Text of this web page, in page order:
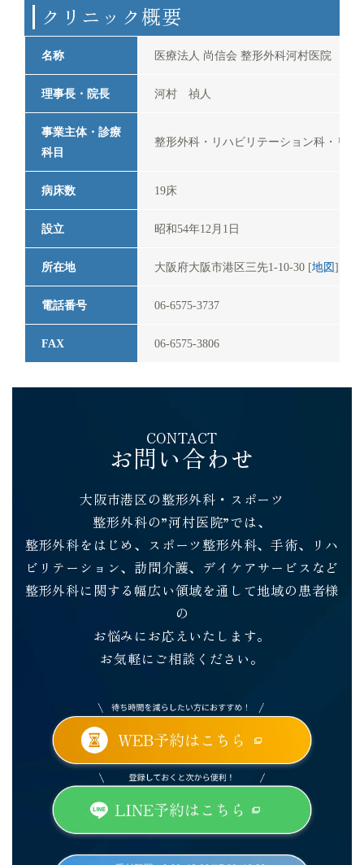
クリニック概要
名称 医療法人 尚信会 整形外科河村医院
理事長・院長 河村 禎人
事業主体・診療
科目
整形外科・リハビリテーション科・リウ
病床数 19床
設立 昭和54年12月1日
所在地 大阪府大阪市港区三先1-10-30 [地図]
電話番号 06-6575-3737
FAX 06-6575-3806
CONTACT
お問い合わせ
大阪市港区の整形外科・スポーツ
整形外科の”河村医院”では、
整形外科をはじめ、 スポーツ整形外科、手術、リハ
ビリテーション、訪問介護、デイケアサービスなど
整形外科に関する幅広い領域を通して地域の患者様
の
お悩みにお応えいたします。
お気軽にご相談ください。